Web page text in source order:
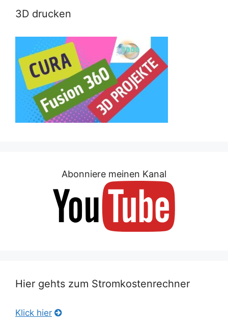
3D drucken
Abonniere meinen Kanal
Hier gehts zum Stromkostenrechner
Klick hier